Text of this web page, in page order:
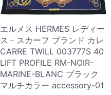
エルメス HERMES レディー
ス－スカーフ ブランド カレ
CARRE TWILL 003777S 40
LIFT PROFILE RM-NOIR-
MARINE-BLANC ブラック
マルチカラー accessory-01